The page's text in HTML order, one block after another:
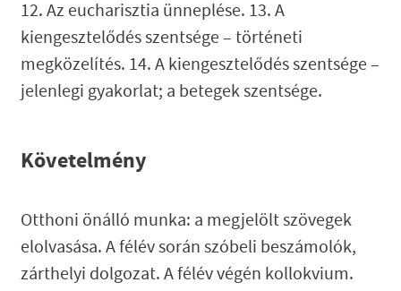
12. Az eucharisztia ünneplése. 13. A
kiengesztelődés szentsége – történeti
megközelítés. 14. A kiengesztelődés szentsége –
jelenlegi gyakorlat; a betegek szentsége.
Követelmény
Otthoni önálló munka: a megjelölt szövegek
elolvasása. A félév során szóbeli beszámolók,
zárthelyi dolgozat. A félév végén kollokvium.